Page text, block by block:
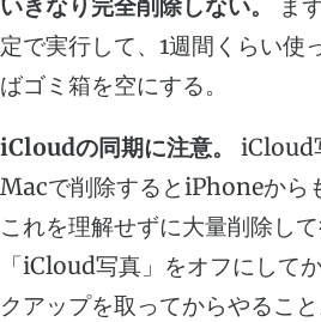
いきなり完全削除しない。
ま
定で実行して、1週間くらい使
ばゴミ箱を空にする。
iCloudの同期に注意。
iCloud
Macで削除するとiPhoneから
これを理解せずに大量削除して
「iCloud写真」をオフにして
クアップを取ってからやること